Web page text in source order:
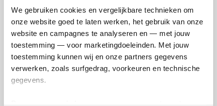
We gebruiken cookies en vergelijkbare technieken om
onze website goed te laten werken, het gebruik van onze
website en campagnes te analyseren en — met jouw
toestemming — voor marketingdoeleinden. Met jouw
toestemming kunnen wij en onze partners gegevens
verwerken, zoals surfgedrag, voorkeuren en technische
gegevens.
Frank's badges